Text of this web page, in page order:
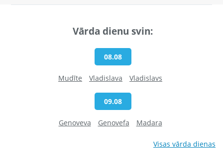
Vārda dienu svin:
08.08
Mudīte Vladislava Vladislavs
09.08
Genoveva Genovefa Madara
Visas vārda dienas